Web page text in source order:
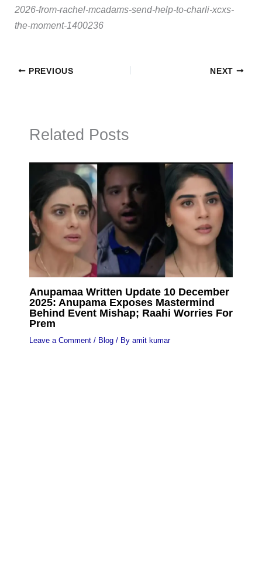
2026-from-rachel-mcadams-send-help-to-charli-xcxs-
the-moment-1400236
PREVIOUS NEXT
Related Posts
Anupamaa Written Update 10 December
2025: Anupama Exposes Mastermind
Behind Event Mishap; Raahi Worries For
Prem
Leave a Comment / Blog/ By amit kumar